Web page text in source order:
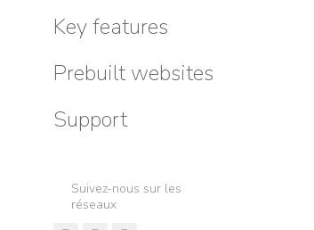
Key features
Prebuilt websites
Support
Suivez-nous sur les
réseaux